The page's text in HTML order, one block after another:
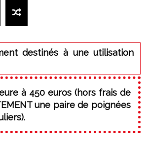
destinés à une utilisation
à 450 euros (hors frais de
une paire de poignées